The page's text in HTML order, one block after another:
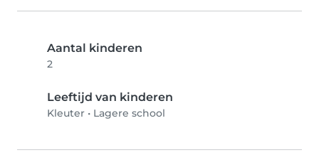
Aantal kinderen
2
Leeftijd van kinderen
Kleuter • Lagere school